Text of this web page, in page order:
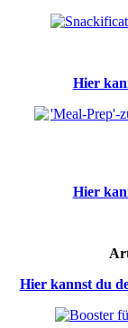
Hier
Hier
Hier kannst du